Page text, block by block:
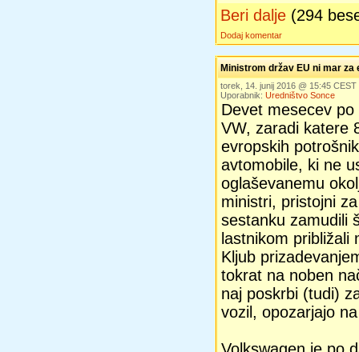
Beri dalje (294
Dodaj komentar
Ministrom držav EU ni mar
torek, 14. junij 2016 @ 15:45 CEST
Uporabnik: Uredništvo Sonce
Devet mesecev
VW, zaradi katere
evropskih
avtomobile, ki ne
oglaševanemu
ministri, pristojni
sestanku zamudili
lastnikom
Kljub
tokrat na noben
naj poskrbi (tudi)
vozil, opozarjajo